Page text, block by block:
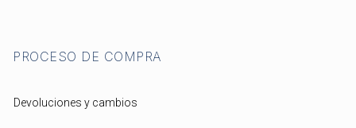
PROCESO DE COMPRA
Devoluciones y cambios